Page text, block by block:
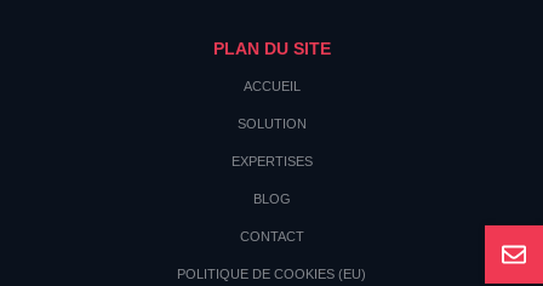
PLAN DU SITE
ACCUEIL
SOLUTION
EXPERTISES
BLOG
CONTACT
POLITIQUE DE COOKIES (EU)